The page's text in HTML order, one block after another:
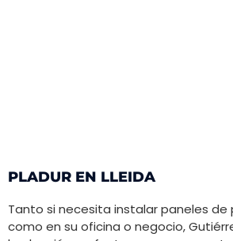
PLADUR EN LLEIDA
Tanto si necesita instalar paneles de
como en su oficina o negocio,